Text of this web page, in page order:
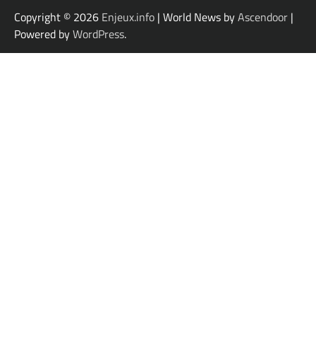
Copyright © 2026 Enjeux.info | World News byAscendoor |
Powered byWordPress.